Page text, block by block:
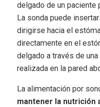
delgado de un paciente
La sonda puede
dirigirse hacia el
directamente en el
delgado a través de
realizada en la pared
La alimentación por
mantener la nutrición